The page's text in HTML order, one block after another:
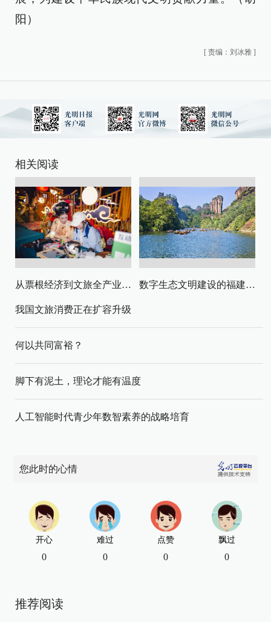
阳）
[ 责编：刘冰雅 ]
相关阅读
从票根经济到文旅全产业链升级 数字生态文明建设的福建路径与启示
我国文旅消费正在扩容升级
何以共同富裕？
脚下有泥土，理论才能有温度
人工智能时代青少年数智素养的战略培育
您此时的心情
开心
0
难过
0
点赞
0
飘过
0
推荐阅读